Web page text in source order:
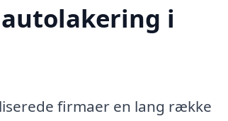
i
firmaer en lang række